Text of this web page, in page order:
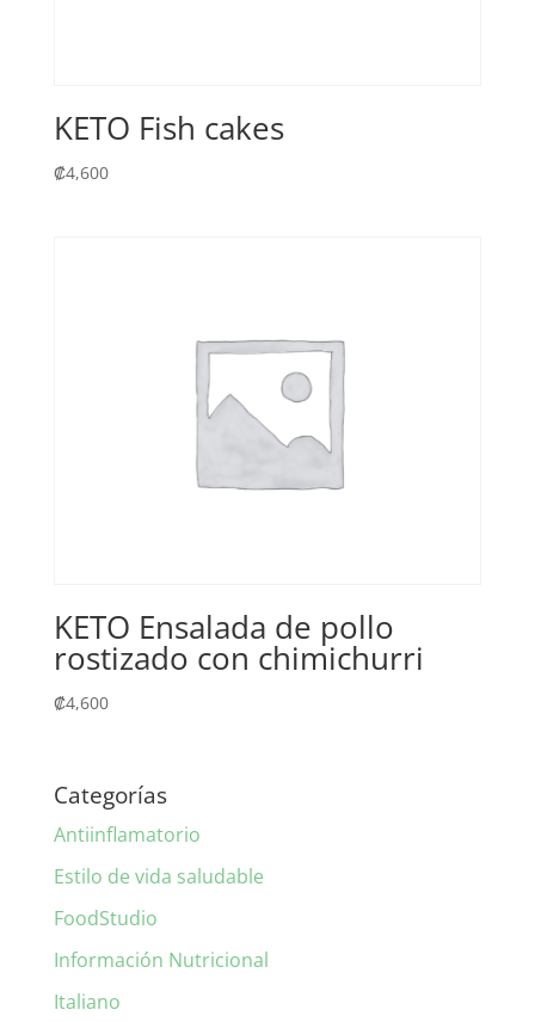
KETO Fish cakes
₡4,600
KETO Ensalada de pollo
rostizado con chimichurri
₡4,600
Categorías
Antiinflamatorio
Estilo de vida saludable
FoodStudio
Información Nutricional
Italiano